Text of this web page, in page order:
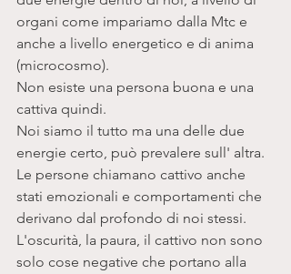
organi come impariamo dalla Mtc e
anche a livello energetico e di anima
(microcosmo).
Non esiste una persona buona e una
cattiva quindi.
Noi siamo il tutto ma una delle due
energie certo, può prevalere sull' altra.
Le persone chiamano cattivo anche
stati emozionali e comportamenti che
derivano dal profondo di noi stessi.
L'oscurità, la paura, il cattivo non sono
solo cose negative che portano alla